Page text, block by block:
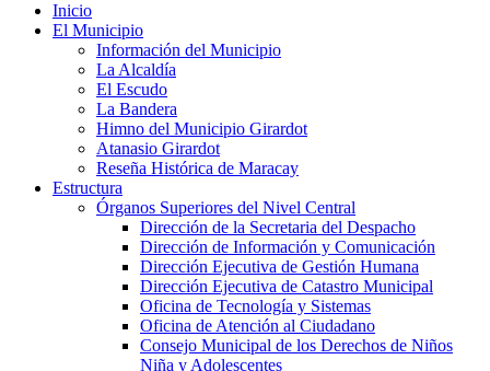
Inicio
El Municipio
Información del Municipio
La Alcaldía
El Escudo
La Bandera
Himno del Municipio Girardot
Atanasio Girardot
Reseña Histórica de Maracay
Estructura
Órganos Superiores del Nivel Central
Dirección de la Secretaria del Despacho
Dirección de Información y Comunicación
Dirección Ejecutiva de Gestión Humana
Dirección Ejecutiva de Catastro Municipal
Oficina de Tecnología y Sistemas
Oficina de Atención al Ciudadano
Consejo Municipal de los Derechos de Niños
Niña y Adolescentes